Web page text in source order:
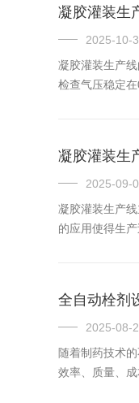
凝胶灌装生
2025-10-
凝胶灌装生产
检查气压稳定
凝胶灌装生
2025-09-
凝胶灌装生产
的应用使得生
全自动栓剂
2025-08-
随着制药技术
效率、质量、